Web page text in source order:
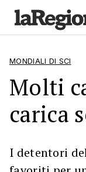
MONDIALI DI SCI
Molti
carica
I detentori